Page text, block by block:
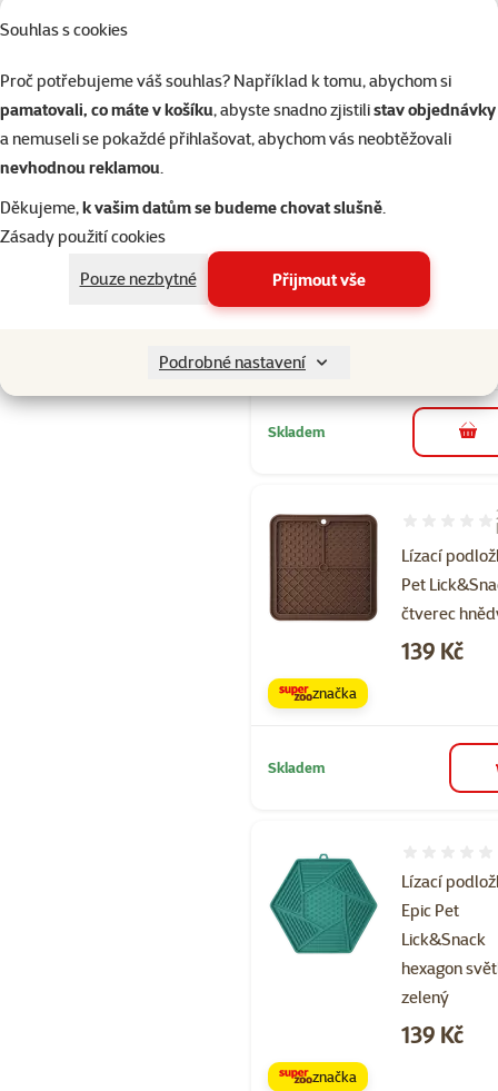
Souhlas s cookies
Proč potřebujeme váš souhlas? Například k tomu, abychom si
pamatovali, co máte v košíku, abyste snadno zjistilistav objednávky
a nemuseli se pokaždé přihlašovat, abychom vás neobtěžovali
nevhodnou reklamou.
Děkujeme,k vašim datům se budeme chovat slušně.
Zásady použití cookies
Pouze nezbytné
Přijmout vše
Podrobné nastavení
Flap pro psy
Hodnocení
Cena
239 Kč
značka
Skladem do
Lízací
Pet
čtverec
Hodnocení
Cena
139 Kč
značka
Skladem
Lízací
Epic Pet
Lick&Snack
hexagon
zelený
Cena
139 Kč
značka